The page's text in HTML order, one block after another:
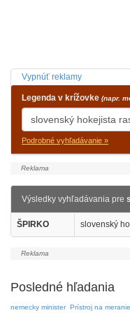
Vypnúť reklamy
Legenda v krížovke (napr.
Podrobné vyhľadávanie »
Výsledky vyhľadávania pre
ŠPIRKO slovenský
Posledné hľadania
nemecky minister Prístroj na